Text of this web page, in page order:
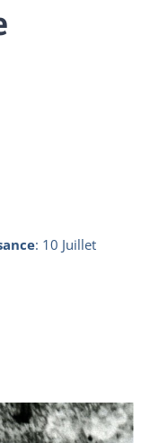
: 10 Juillet